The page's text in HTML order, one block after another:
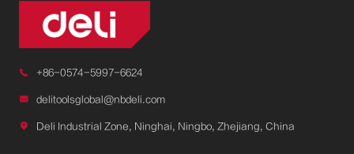
 +86-0574-5997-6624
 delitoolsglobal@nbdeli.com
 Deli Industrial Zone, Ninghai, Ningbo, Zhejiang, China